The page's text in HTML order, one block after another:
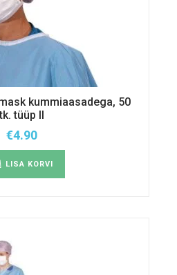
kummiaasadega, 50
tk. tüüp II
€4.90
LISA KORVI